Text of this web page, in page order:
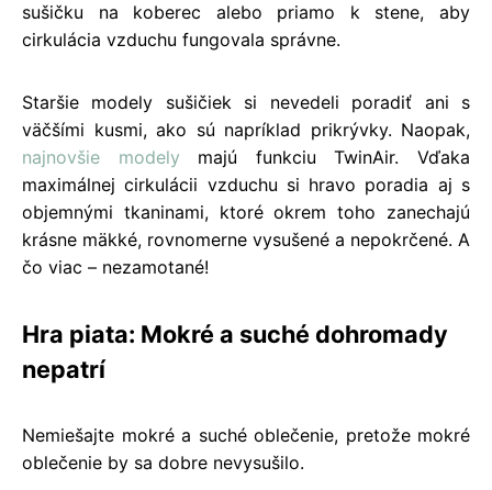
sušičku na koberec alebo priamo k stene, aby
cirkulácia vzduchu fungovala správne.
Staršie modely sušičiek si nevedeli poradiť ani s
väčšími kusmi, ako sú napríklad prikrývky. Naopak,
najnovšie modely majú funkciu TwinAir. Vďaka
maximálnej cirkulácii vzduchu si hravo poradia aj s
objemnými tkaninami, ktoré okrem toho zanechajú
krásne mäkké, rovnomerne vysušené a nepokrčené. A
čo viac – nezamotané!
Hra piata: Mokré a suché dohromady
nepatrí
Nemiešajte mokré a suché oblečenie, pretože mokré
oblečenie by sa dobre nevysušilo.